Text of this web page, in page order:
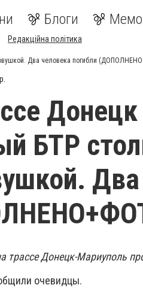
Блоги
Редакційна політика
Два человека погибли
БТР
трассе Донецк-Мариуполь
очевидцы.